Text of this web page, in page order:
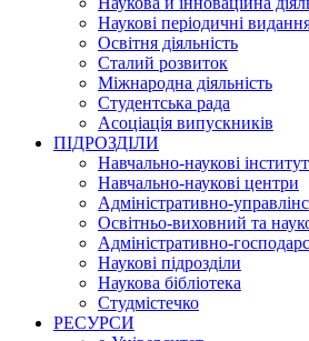
Наукові періодичні
Освітня діяльність
Сталий розвиток
Міжнародна діяльність
Студентська рада
Асоціація випускників
ПІДРОЗДІЛИ
Навчально-наукові
Навчально-наукові центри
Адміністративно-
Освітньо-виховний та
Адміністративно-
Наукові підрозділи
Наукова бібліотека
Студмістечко
РЕСУРСИ